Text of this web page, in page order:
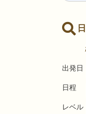
出発日
日程
レベル